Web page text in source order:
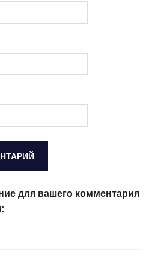
для вашего комментария